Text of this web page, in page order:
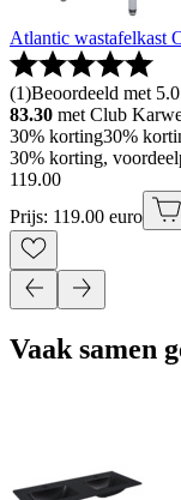
Atlantic wastafelkast
(1)Beoordeeld met
83.30 met Club
30% korting30%
30% korting,
119.00
Prijs: 119.00 euro
Vaak samen